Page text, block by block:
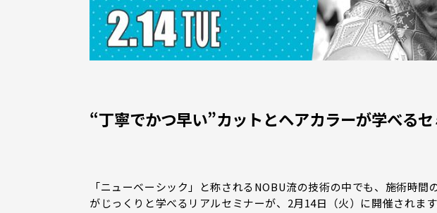
“丁寧でかつ早い”カットとヘアカラーが学べる
「ニューベーシック」と称されるNOBU流の技術の中でも、施術時
がじっくりと学べるリアルセミナーが、2月14日（火）に開催されます